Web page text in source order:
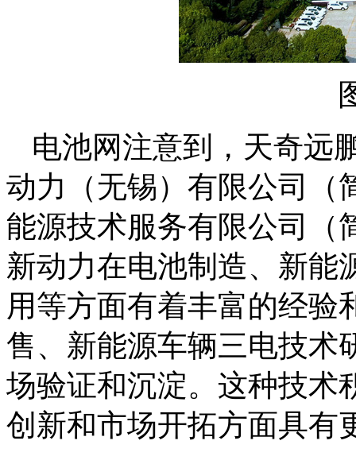
电池网注意到，天奇远
动力（无锡）有限公司（
能源技术服务有限公司（
新动力在电池制造、新能
用等方面有着丰富的经验
售、新能源车辆三电技术
场验证和沉淀。这种技术
创新和市场开拓方面具有